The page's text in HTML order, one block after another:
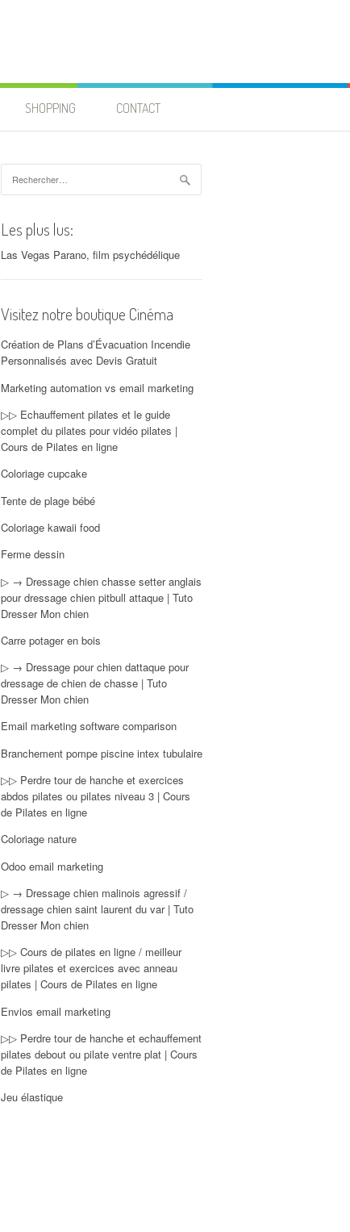
SHOPPING CONTACT
Les plus lus:
Las Vegas Parano, film psychédélique
Visitez notre boutique Cinéma
Création de Plans d’Évacuation Incendie
Personnalisés avec Devis Gratuit
Marketing automation vs email marketing
▷▷ Echauffement pilates et le guide
complet du pilates pour vidéo pilates |
Cours de Pilates en ligne
Coloriage cupcake
Tente de plage bébé
Coloriage kawaii food
Ferme dessin
▷ → Dressage chien chasse setter anglais
pour dressage chien pitbull attaque | Tuto
Dresser Mon chien
Carre potager en bois
▷ → Dressage pour chien dattaque pour
dressage de chien de chasse | Tuto
Dresser Mon chien
Email marketing software comparison
Branchement pompe piscine intex tubulaire
▷▷ Perdre tour de hanche et exercices
abdos pilates ou pilates niveau 3 | Cours
de Pilates en ligne
Coloriage nature
Odoo email marketing
▷ → Dressage chien malinois agressif /
dressage chien saint laurent du var | Tuto
Dresser Mon chien
▷▷ Cours de pilates en ligne / meilleur
livre pilates et exercices avec anneau
pilates | Cours de Pilates en ligne
Envios email marketing
▷▷ Perdre tour de hanche et echauffement
pilates debout ou pilate ventre plat | Cours
de Pilates en ligne
Jeu élastique